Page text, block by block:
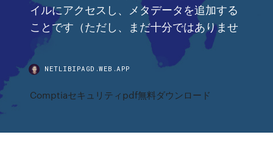
イルにアクセスし、メタデータを追加する
ことです（ただし、まだ十分ではありませ
NETLIBIPAGD.WEB.APP
Comptiaセキュリティpdf無料ダウンロード